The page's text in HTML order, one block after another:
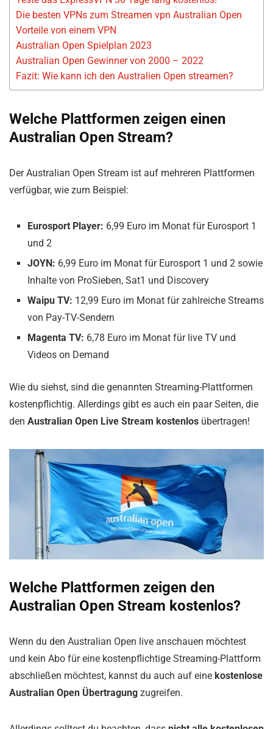
Die besten VPNs zum Streamen vpn Australian Open
Vorteile von einem VPN
Australian Open Spielplan 2023
Australian Open Gewinner von 2000 – 2022
Fazit: Wie kann ich den Australien Open streamen?
Welche Plattformen zeigen einen
Australian Open Stream?
Der Australian Open Stream ist auf mehreren Plattformen
verfügbar, wie zum Beispiel:
Eurosport Player: 6,99 Euro im Monat für Eurosport 1
und 2
JOYN: 6,99 Euro im Monat für Eurosport 1 und 2 sowie
Inhalte von ProSieben, Sat1 und Discovery
Waipu TV: 12,99 Euro im Monat für zahlreiche Streams
von Pay-TV-Sendern
Magenta TV: 6,78 Euro im Monat für live TV und
Videos on Demand
Wie du siehst, sind die genannten Streaming-Plattformen
kostenpflichtig. Allerdings gibt es auch ein paar Seiten, die
den Australian Open Live Stream kostenlos übertragen!
Welche Plattformen zeigen den
Australian Open Stream kostenlos?
Wenn du den Australian Open live anschauen möchtest
und kein Abo für eine kostenpflichtige Streaming-Plattform
abschließen möchtest, kannst du auch auf eine kostenlose
Australian Open Übertragung zugreifen.